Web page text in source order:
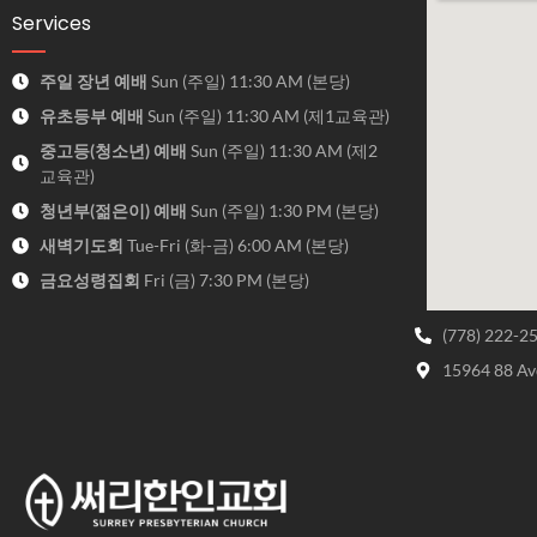
Services
주일 장년 예배 Sun (주일) 11:30 AM (본당)
유초등부 예배 Sun (주일) 11:30 AM (제1교육관)
중고등(청소년) 예배 Sun (주일) 11:30 AM (제2
교육관)
청년부(젊은이) 예배 Sun (주일) 1:30 PM (본당)
새벽기도회 Tue-Fri (화-금) 6:00 AM (본당)
금요성령집회 Fri (금) 7:30 PM (본당)
(778) 222-
15964 88